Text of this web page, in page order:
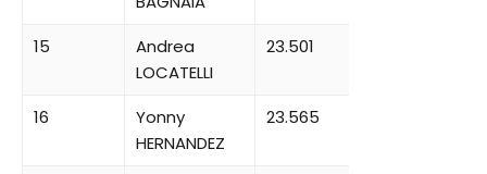
15
Andrea
LOCATELLI
23.501
16
Yonny
HERNANDEZ
23.565